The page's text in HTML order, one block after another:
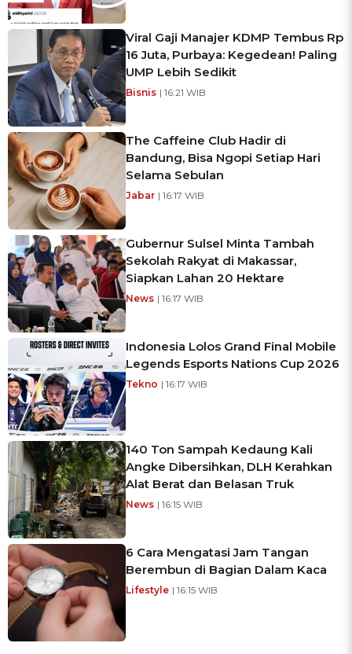
Viral Gaji Manajer KDMP Tembus Rp
16 Juta, Purbaya: Kegedean! Paling
UMP Lebih Sedikit
Bisnis | 16:21 WIB
The Caffeine Club Hadir di
Bandung, Bisa Ngopi Setiap Hari
Selama Sebulan
Jabar | 16:17 WIB
Gubernur Sulsel Minta Tambah
Sekolah Rakyat di Makassar,
Siapkan Lahan 20 Hektare
News | 16:17 WIB
Indonesia Lolos Grand Final Mobile
Legends Esports Nations Cup 2026
Tekno | 16:17 WIB
140 Ton Sampah Kedaung Kali
Angke Dibersihkan, DLH Kerahkan
Alat Berat dan Belasan Truk
News | 16:15 WIB
6 Cara Mengatasi Jam Tangan
Berembun di Bagian Dalam Kaca
Lifestyle | 16:15 WIB